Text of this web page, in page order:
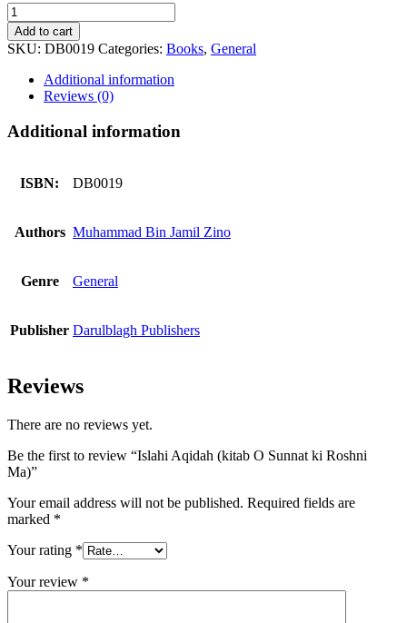
Islahi
Aqidah
(kitab
O
Sunnat
Roshni
Ma)
quantity
Add to cart
SKU: DB0019 Categories: Books, General
Additional information
Reviews (0)
Additional information
ISBN: DB0019
Authors Muhammad Bin Jamil Zino
Genre General
Publisher Darulblagh Publishers
Reviews
There are no reviews yet.
Be the first to review “Islahi Aqidah (kitab O Sunnat ki Roshni
Ma)”
Your email address will not be published. Required fields are
marked *
Your rating *
Your review *